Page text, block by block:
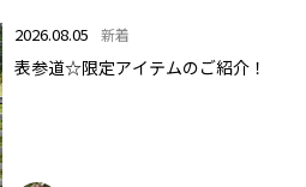
2026.08.05 新着
表参道☆限定アイテムのご紹介！